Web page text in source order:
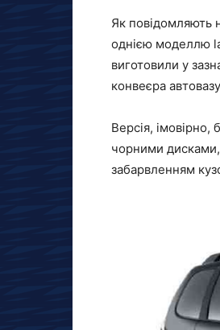
Як повідомляють
однією моделлю
виготовили у
конвеєра
Версія, імовірно,
чорними
забарвленням